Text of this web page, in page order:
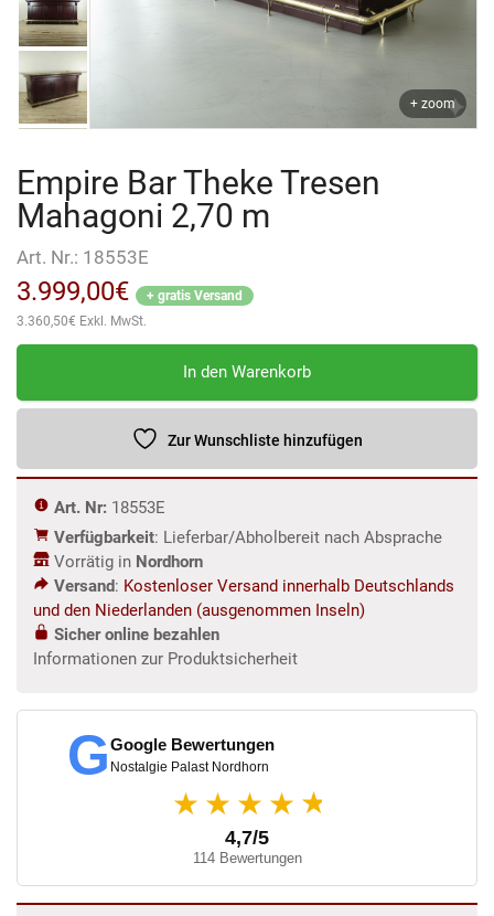
+ zoom
Empire Bar Theke Tresen
Mahagoni 2,70 m
Art. Nr.: 18553E
3.999,00€
+ gratis Versand
3.360,50€ Exkl. MwSt.
Empire
Theke
Mahagoni
2,70
Menge
In den Warenkorb
Zur Wunschliste hinzufügen
Art. Nr: 18553E
Verfügbarkeit: Lieferbar/Abholbereit nach Absprache
Vorrätig in Nordhorn
Versand: Kostenloser Versand innerhalb Deutschlands
und den Niederlanden (ausgenommen Inseln)
Sicher online bezahlen
Informationen zur Produktsicherheit
GGoogle Bewertungen
Nostalgie Palast Nordhorn
★★★★ ★
4,7/5
114 Bewertungen